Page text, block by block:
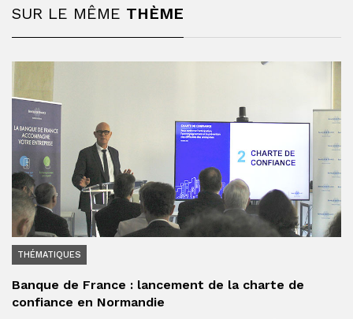
SUR LE MÊME THÈME
THÉMATIQUES
Banque de France : lancement de la charte de
confiance en Normandie